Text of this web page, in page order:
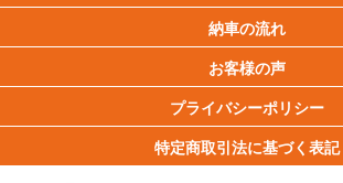
納車の流れ
お客様の声
プライバシーポリシー
特定商取引法に基づく表記